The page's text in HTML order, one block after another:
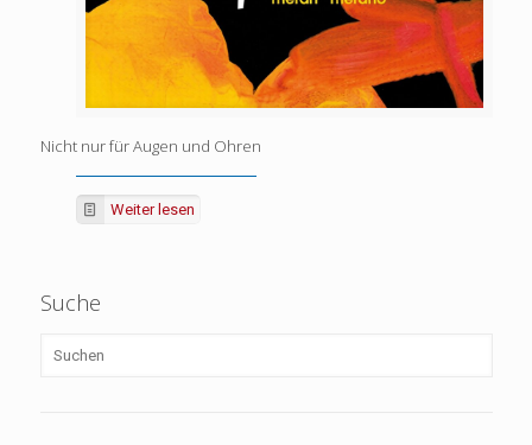
Nicht nur für Augen und Ohren
Weiter lesen
Suche